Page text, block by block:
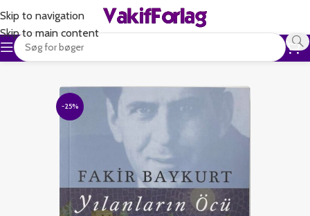
Skip to navigation
Skip to main content
-25%